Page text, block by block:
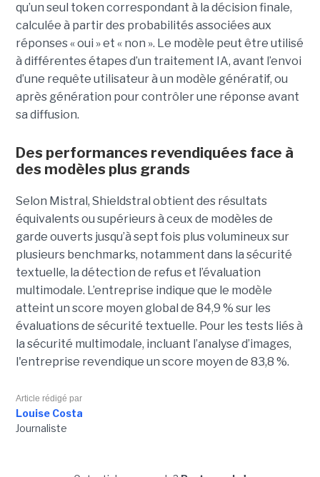
qu’un seul token correspondant à la décision finale,
calculée à partir des probabilités associées aux
réponses « oui » et « non ». Le modèle peut être utilisé
à différentes étapes d’un traitement IA, avant l’envoi
d’une requête utilisateur à un modèle génératif, ou
après génération pour contrôler une réponse avant
sa diffusion.
Des performances revendiquées face à
des modèles plus grands
Selon Mistral, Shieldstral obtient des résultats
équivalents ou supérieurs à ceux de modèles de
garde ouverts jusqu’à sept fois plus volumineux sur
plusieurs benchmarks, notamment dans la sécurité
textuelle, la détection de refus et l’évaluation
multimodale. L’entreprise indique que le modèle
atteint un score moyen global de 84,9 % sur les
évaluations de sécurité textuelle. Pour les tests liés à
la sécurité multimodale, incluant l’analyse d’images,
l'entreprise revendique un score moyen de 83,8 %.
Article rédigé par
Louise Costa
Journaliste